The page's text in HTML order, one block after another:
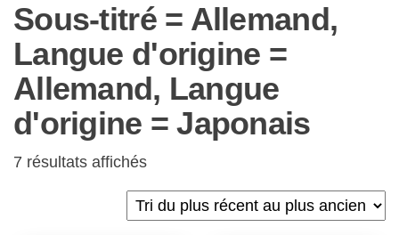
Sous-titré = Allemand,
Langue d'origine =
Allemand, Langue
d'origine = Japonais
7 résultats affichés